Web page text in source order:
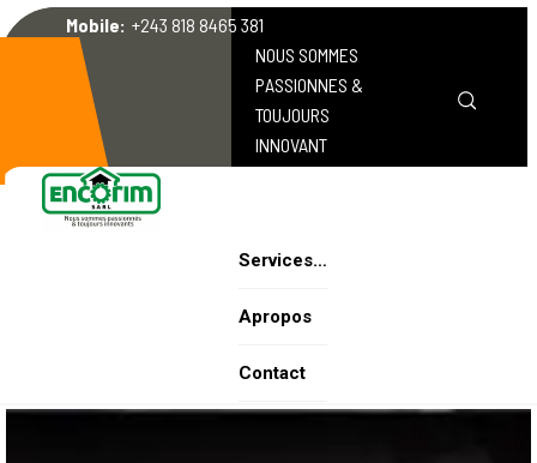
Mobile: +243 818 8465 381
NOUS SOMMES
PASSIONNES &
TOUJOURS
INNOVANT
Services…
Apropos
Contact